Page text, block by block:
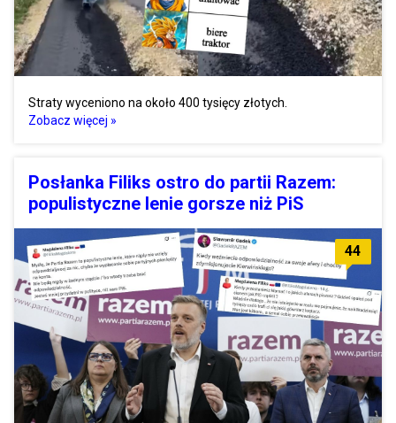
Straty wyceniono na około 400 tysięcy złotych.
Zobacz więcej »
Posłanka Filiks ostro do partii Razem:
populistyczne lenie gorsze niż PiS
44